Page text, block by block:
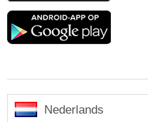
Google
Nederlands